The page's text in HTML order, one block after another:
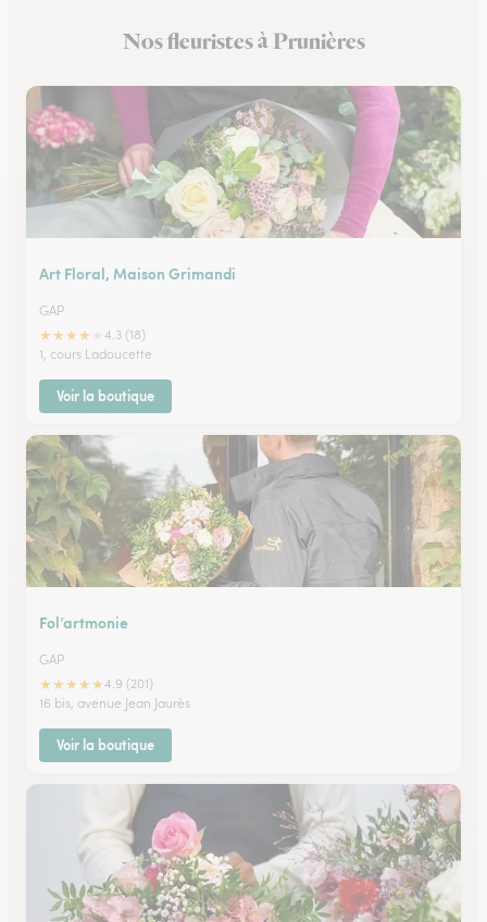
Nos fleuristes à Prunières
Art Floral, Maison Grimandi
GAP
★★★★
4.3 (18)
1, cours Ladoucette
Voir la boutique
Fol’artmonie
GAP
★★★★★4.9 (201)
16 bis, avenue Jean Jaurès
Voir la boutique